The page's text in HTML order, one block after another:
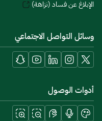
الإبلاغ عن فساد (نزاهة)
وسائل التواصل الاجتماعي
أدوات الوصول